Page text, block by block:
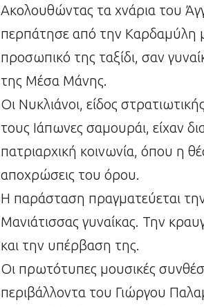
Ακολουθώντας τα χνάρια του
περπάτησε από την Καρδαμύλη
προσωπικό της ταξίδι, σαν
της Μέσα Μάνης.
Οι Νυκλιάνοι, είδος
τους Ιάπωνες σαμουράι, είχαν
πατριαρχική κοινωνία, όπου η
αποχρώσεις του όρου.
Η παράσταση πραγματεύεται
Μανιάτισσας γυναίκας. Την
και την υπέρβαση της.
Οι πρωτότυπες μουσικές
περιβάλλοντα του Γιώργου